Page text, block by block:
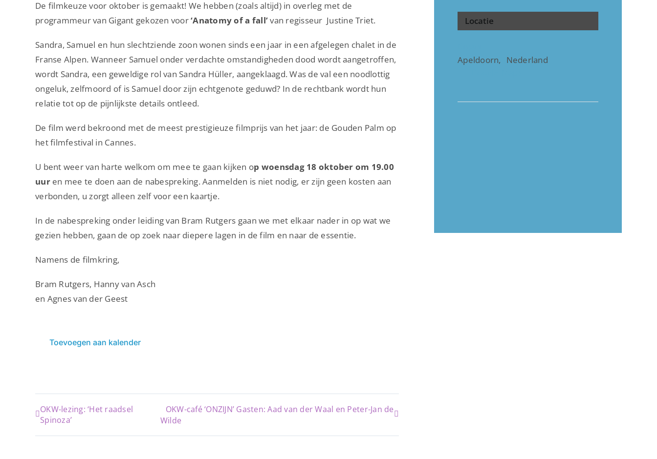
De filmkeuze voor oktober is gemaakt! We hebben (zoals altijd) in overleg met de
programmeur van Gigant gekozen voor‘Anatomy of a fall’van regisseur Justine Triet.
Sandra, Samuel en hun slechtziende zoon wonen sinds een jaar in een afgelegen chalet in de
Franse Alpen. Wanneer Samuel onder verdachte omstandigheden dood wordt aangetroffen,
wordt Sandra, een geweldige rol van Sandra Hüller, aangeklaagd. Was de val een noodlottig
ongeluk, zelfmoord of is Samuel door zijn echtgenote geduwd? In de rechtbank wordt hun
relatie tot op de pijnlijkste details ontleed.
De film werd bekroond met de meest prestigieuze filmprijs van het jaar: de Gouden Palm op
het filmfestival in Cannes.
U bent weer van harte welkom om mee te gaan kijken op woensdag 18 oktober om 19.00
uuren mee te doen aan de nabespreking. Aanmelden is niet nodig, er zijn geen kosten aan
verbonden, u zorgt alleen zelf voor een kaartje.
In de nabespreking onder leiding van Bram Rutgers gaan we met elkaar nader in op wat we
gezien hebben, gaan de op zoek naar diepere lagen in de film en naar de essentie.
Namens de filmkring,
Bram Rutgers, Hanny van Asch
en Agnes van der Geest
Toevoegen aan kalender
OKW-lezing: ‘Het raadsel
Spinoza’
OKW-café ‘ONZIJN’ Gasten: Aad van der Waal en Peter-Jan de
Wilde
Locatie
Apeldoorn,
Nederland